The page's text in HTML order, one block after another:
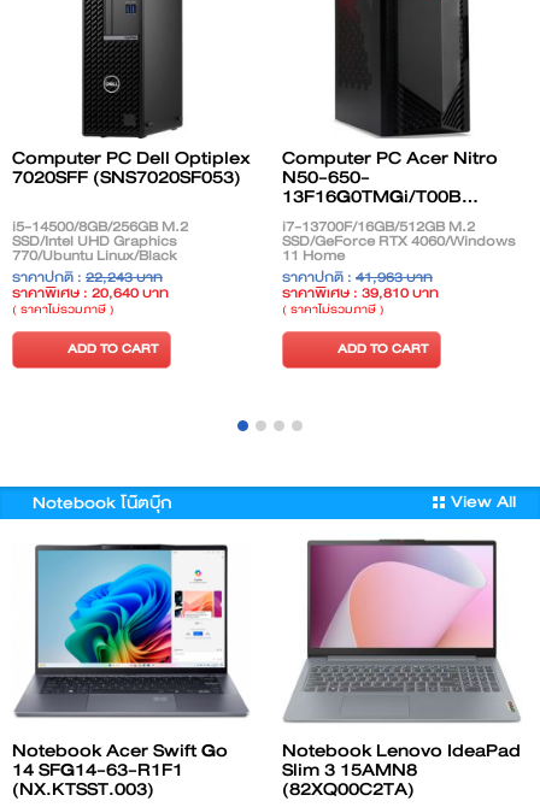
Computer PC Dell Optiplex
7020SFF (SNS7020SF053)
i5-14500/8GB/256GB M.2
SSD/Intel UHD Graphics
770/Ubuntu Linux/Black
ราคาปกติ : 22,243 บาท
ราคาพิเศษ : 20,640 บาท
( ราคาไม่รวมภาษี )
ADD TO CART
Computer PC Acer Nitro
N50-650-
13F16G0TMGi/T00B...
i7-13700F/16GB/512GB M.2
SSD/GeForce RTX 4060/Windows
11 Home
ราคาปกติ : 41,963 บาท
ราคาพิเศษ : 39,810 บาท
( ราคาไม่รวมภาษี )
ADD TO CART
Notebook โน๊ตบุ๊ก View All
Notebook Acer Swift Go
14 SFG14-63-R1F1
(NX.KTSST.003)
Notebook Lenovo IdeaPad
Slim 3 15AMN8
(82XQ00C2TA)